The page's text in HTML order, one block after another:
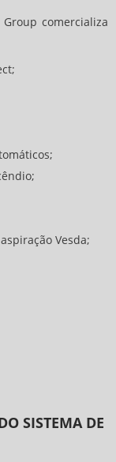
comercializa
Vesda;
SISTEMA DE